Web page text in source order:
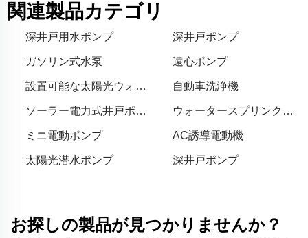
関連製品カテゴリ
深井戸用水ポンプ 深井戸ポンプ
ガソリン式水泵 遠心ポンプ
設置可能な太陽光ウォー
自動車洗浄機
ソーラー電力式井戸ポン
ウォータースプリンクラ
ミニ電動ポンプ
AC誘導電動機
太陽光潜水ポンプ 深井戸ポンプ
お探しの製品が見つかりませんか？